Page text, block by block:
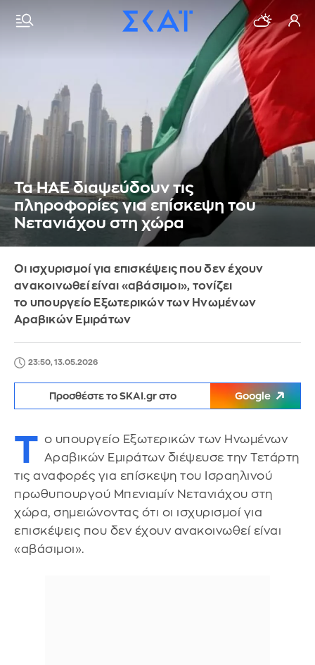
Τα ΗΑΕ διαψεύδουν τις
πληροφορίες για επίσκεψη του
Νετανιάχου στη χώρα
Οι ισχυρισμοί για επισκέψεις που δεν έχουν
ανακοινωθεί είναι «αβάσιμοι», τονίζει
το υπουργείο Εξωτερικών των Ηνωμένων
Αραβικών Εμιράτων
23:50, 13.05.2026
Προσθέστε το SKAI.gr στο Google
Τ ο υπουργείο Εξωτερικών των Ηνωμένων
Αραβικών Εμιράτων διέψευσε την Τετάρτη
τις αναφορές για επίσκεψη του Ισραηλινού
πρωθυπουργού Μπενιαμίν Νετανιάχου στη
χώρα, σημειώνοντας ότι οι ισχυρισμοί για
επισκέψεις που δεν έχουν ανακοινωθεί είναι
«αβάσιμοι».